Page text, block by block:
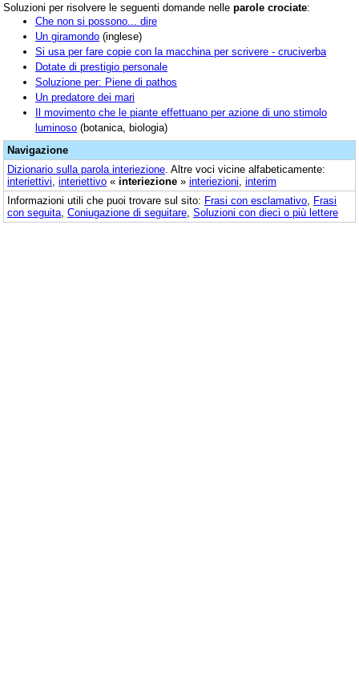
Soluzioni per risolvere le seguenti domande nelle parole crociate:
Che non si possono... dire
Un giramondo (inglese)
Si usa per fare copie con la macchina per scrivere - cruciverba
Dotate di prestigio personale
Soluzione per: Piene di pathos
Un predatore dei mari
Il movimento che le piante effettuano per azione di uno stimolo
luminoso (botanica, biologia)
Navigazione
Dizionario sulla parola interiezione . Altre voci vicine alfabeticamente:
interiettivi interiettivo « interiezione » interiezioni interim
Informazioni utili che puoi trovare sul sito: Frasi con esclamativo Frasi
con seguita Coniugazione di seguitare Soluzioni con dieci o più lettere